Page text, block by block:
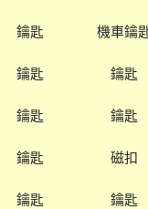
鑰匙 機車鑰
鑰匙 鑰匙
鑰匙 鑰匙
鑰匙 磁扣
鑰匙 鑰匙